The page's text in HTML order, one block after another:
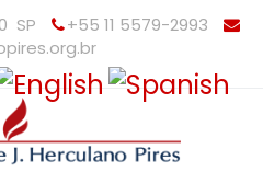
SP
+55 11 5579-2993